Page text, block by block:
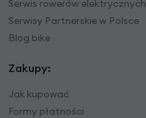
Serwis rowerów elektrycznych
Serwisy Partnerskie w Polsce
Blog bike
Zakupy:
Jak kupować
Formy płatności